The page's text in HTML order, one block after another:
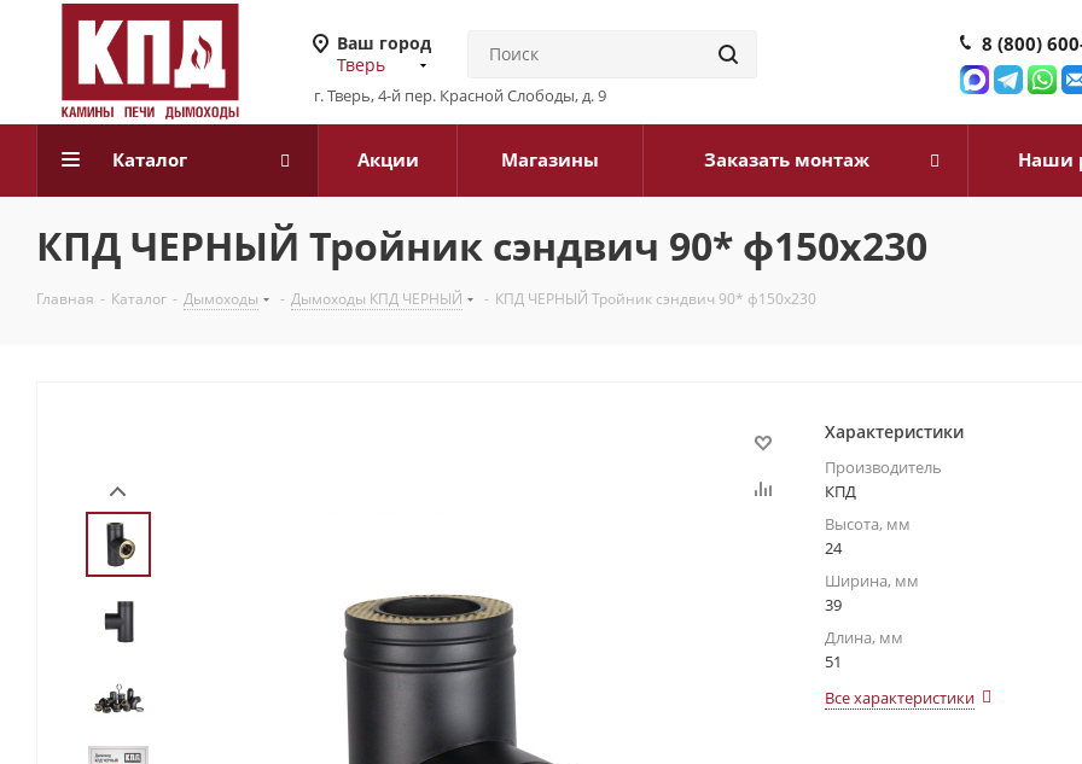
Ваш город
Тверь
г. Тверь, 4-й пер. Красной Слободы, д. 9
8 (800)
Каталог Акции Магазины Заказать монтаж Наши
КПД ЧЕРНЫЙ Тройник сэндвич 90* ф150х230
Главная - Каталог - Дымоходы - Дымоходы КПД ЧЕРНЫЙ - КПД ЧЕРНЫЙ Тройник сэндвич 90* ф150х230
Характеристики
Производитель
КПД
Высота, мм
24
Ширина, мм
39
Длина, мм
51
Все характеристики